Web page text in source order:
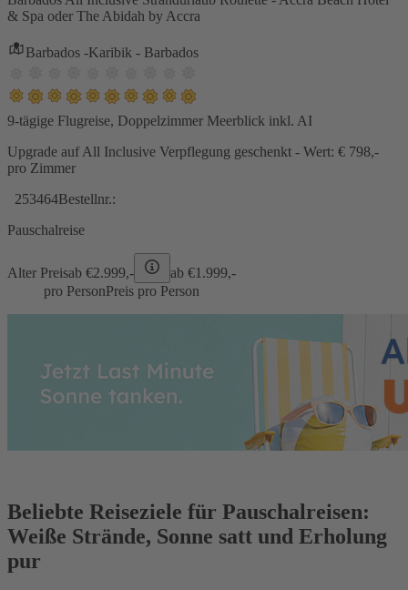
& Spa oder The Abidah by Accra
Barbados -Karibik - Barbados
9-tägige Flugreise, Doppelzimmer Meerblick inkl. AI
Upgrade auf All Inclusive Verpflegung geschenkt - Wert: € 798,-
pro Zimmer
253464Bestellnr.:
Pauschalreise
Alter Preisab €2.999,- ab €1.999,-
pro PersonPreis pro Person
Beliebte Reiseziele für Pauschalreisen:
Weiße Strände, Sonne satt und Erholung
pur